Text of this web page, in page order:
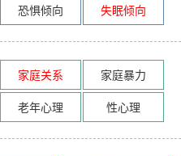
恐惧倾向 失眠倾向
家庭关系
家庭暴力
老年心理 性心理